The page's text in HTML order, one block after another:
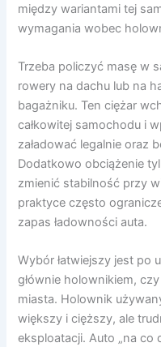
między wariantami tej
wymagania wobec
Trzeba policzyć masę w
rowery na dachu lub na
bagażniku. Ten ciężar
całkowitej samochodu i
załadować legalnie oraz
Dodatkowo obciążenie
zmienić stabilność przy
praktyce często
zapas ładowności auta.
Wybór łatwiejszy jest po
głównie holownikiem,
miasta. Holownik
większy i cięższy, ale
eksploatacji. Auto „na co